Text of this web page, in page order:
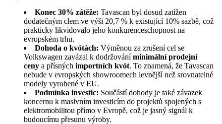
Konec 30% zátěže: Tavascan byl dosud zatížen
dodatečným clem ve výši 20,7 % k existující 10% sazbě, což
prakticky likvidovalo jeho konkurenceschopnost na
evropském trhu.
Dohoda o kvótách: Výměnou za zrušení cel se
Volkswagen zavázal k dodržováníminimální prodejní
ceny a přísných importních kvót. To znamená, že Tavascan
nebude v evropských showroomech levnější než srovnatelné
modely vyrobené v EU.
Podmínka investic: Součástí dohody je také závazek
koncernu k masivním investicím do projektů spojených s
elektromobilitou přímo v Evropě, což je jasný signál k
budoucímu přesunu výroby.